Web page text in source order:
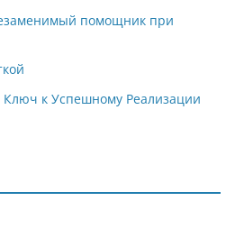
помощник при
Ключ к Успешному Реализации